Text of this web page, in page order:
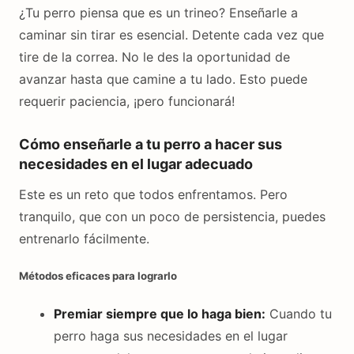
¿Tu perro piensa que es un trineo? Enseñarle a
caminar sin tirar es esencial. Detente cada vez que
tire de la correa. No le des la oportunidad de
avanzar hasta que camine a tu lado. Esto puede
requerir paciencia, ¡pero funcionará!
Cómo enseñarle a tu perro a hacer sus
necesidades en el lugar adecuado
Este es un reto que todos enfrentamos. Pero
tranquilo, que con un poco de persistencia, puedes
entrenarlo fácilmente.
Métodos eficaces para lograrlo
Premiar siempre que lo haga bien: Cuando tu
perro haga sus necesidades en el lugar